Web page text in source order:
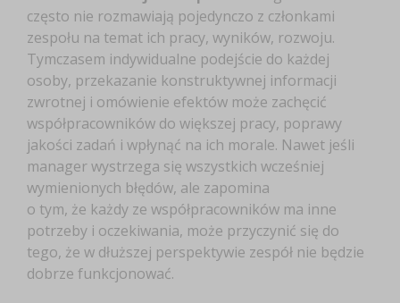
często nie rozmawiają pojedynczo z członkami
zespołu na temat ich pracy, wyników, rozwoju.
Tymczasem indywidualne podejście do każdej
osoby, przekazanie konstruktywnej informacji
zwrotnej i omówienie efektów może zachęcić
współpracowników do większej pracy, poprawy
jakości zadań i wpłynąć na ich morale. Nawet jeśli
manager wystrzega się wszystkich wcześniej
wymienionych błędów, ale zapomina
o tym, że każdy ze współpracowników ma inne
potrzeby i oczekiwania, może przyczynić się do
tego, że w dłuższej perspektywie zespół nie będzie
dobrze funkcjonować.